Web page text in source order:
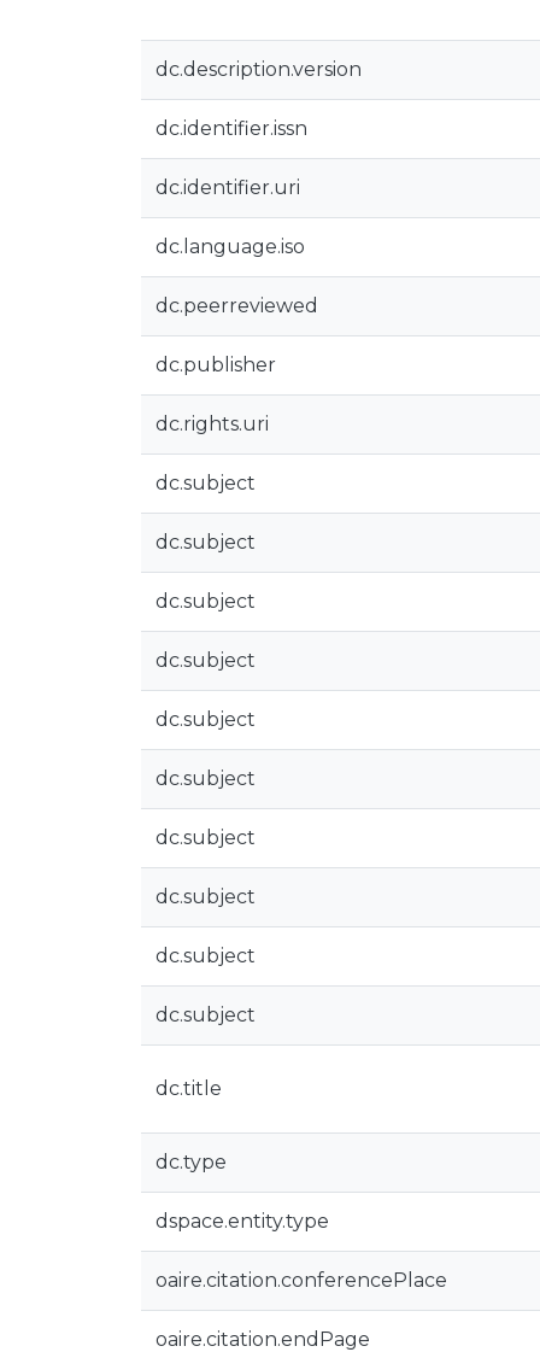
dc.description.version
dc.identifier.issn
dc.identifier.uri
dc.language.iso
dc.peerreviewed
dc.publisher
dc.rights.uri
dc.subject
dc.subject
dc.subject
dc.subject
dc.subject
dc.subject
dc.subject
dc.subject
dc.subject
dc.subject
dc.title
dc.type
dspace.entity.type
oaire.citation.conferencePlace
oaire.citation.endPage